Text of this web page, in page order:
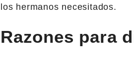
los hermanos necesitados.
Razones para